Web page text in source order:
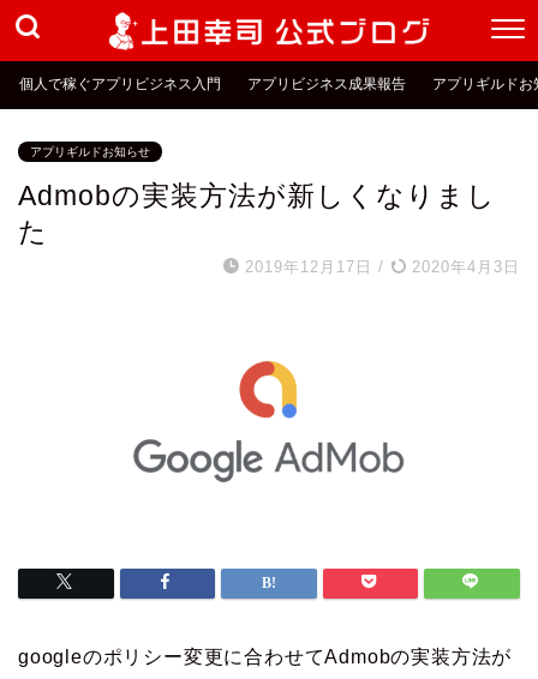
個人で稼ぐアプリビジネス入門 アプリビジネス成果報告 アプリギルドお
アプリギルドお知らせ
Admobの実装方法が新しくなりまし
た
2019年12月17日 / 2020年4月3日
googleのポリシー変更に合わせてAdmobの実装方法が